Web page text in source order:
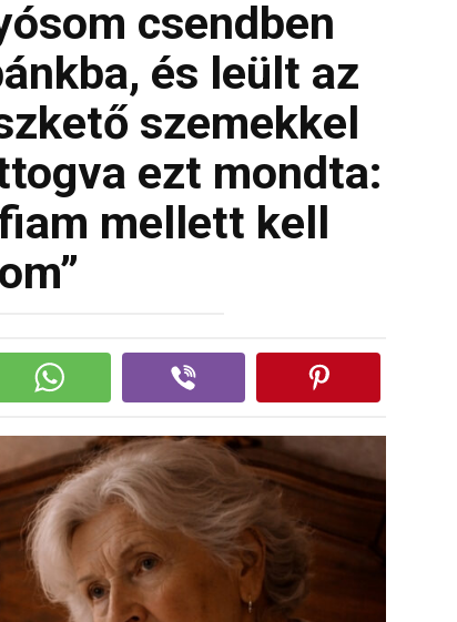
csendben
és leült az
szemekkel
ezt mondta:
mellett kell